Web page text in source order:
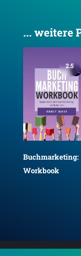
... weitere
2.5
Buchmarketing:
Workbook